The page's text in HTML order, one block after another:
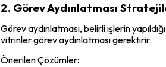
2. Görev Aydınlatması
Görev aydınlatması, belirli işlerin
vitrinler görev aydınlatması gerektirir.
Önerilen Çözümler: